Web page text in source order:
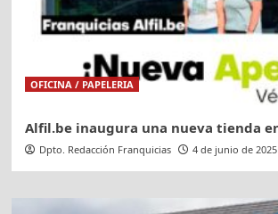
OFICINA / PAPELERIA
Alfil.be inaugura una nueva tienda
Dpto. Redacción Franquicias 4 de junio de 2025